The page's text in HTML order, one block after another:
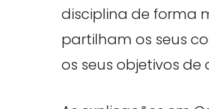
disciplina de forma
partilham os seus
os seus objetivos